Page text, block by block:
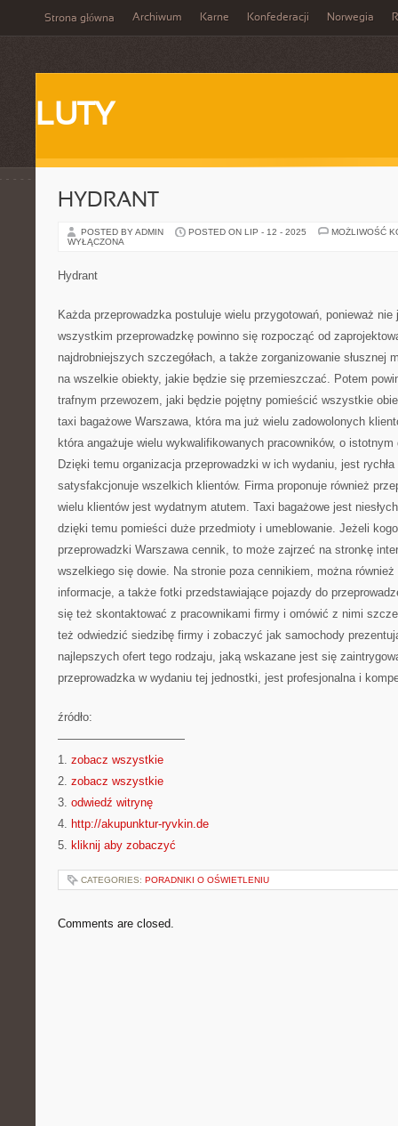
Strona główna Archiwum Karne Konfederacji Norwegia
LUTY
HYDRANT
POSTED BY ADMIN POSTED ON LIP - 12 - 2025
MOŻLIWOŚĆ
WYŁĄCZONA
Hydrant
Każda przeprowadzka postuluje wielu przygotowań, ponieważ
wszystkim przeprowadzkę powinno się rozpocząć od
najdrobniejszych szczegółach, a także zorganizowanie słusznej
na wszelkie obiekty, jakie będzie się przemieszczać. Potem
trafnym przewozem, jaki będzie pojętny pomieścić wszystkie
taxi bagażowe Warszawa, która ma już wielu zadowolonych
która angażuje wielu wykwalifikowanych pracowników, o
Dzięki temu organizacja przeprowadzki w ich wydaniu, jest rychła
satysfakcjonuje wszelkich klientów. Firma proponuje również
wielu klientów jest wydatnym atutem. Taxi bagażowe jest
dzięki temu pomieści duże przedmioty i umeblowanie. Jeżeli
przeprowadzki Warszawa cennik, to może zajrzeć na stronkę
wszelkiego się dowie. Na stronie poza cennikiem, można
informacje, a także fotki przedstawiające pojazdy do
się też skontaktować z pracownikami firmy i omówić z nimi
też odwiedzić siedzibę firmy i zobaczyć jak samochody
najlepszych ofert tego rodzaju, jaką wskazane jest się
przeprowadzka w wydaniu tej jednostki, jest profesjonalna i
źródło:
———————————
1. zobacz wszystkie
2. zobacz wszystkie
3. odwiedź witrynę
4. http://akupunktur-ryvkin.de
5. kliknij aby zobaczyć
CATEGORIES: PORADNIKI O OŚWIETLENIU
Comments are closed.